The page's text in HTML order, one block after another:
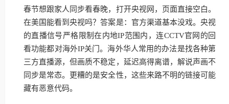
春节想跟家人同步看春晚，打开央视网，页面直接空白。
在美国能看到央视吗？答案是：官方渠道基本没戏。央视
的直播信号严格限制在内地IP范围内，连CCTV官网的回
看功能都对海外IP关门。海外华人常用的办法是找各种第
三方直播源，但画质不稳定，延迟高得离谱，解说声画不
同步是常态。更糟的是安全性，这些来路不明的链接可能
藏有恶意代码。